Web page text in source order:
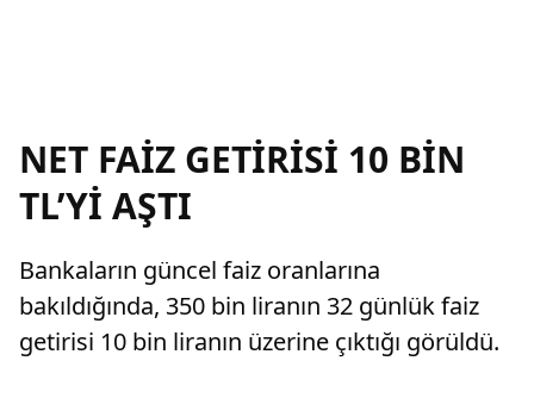
NET FAİZ GETİRİSİ 10 BİN
TL’Yİ AŞTI
Bankaların güncel faiz oranlarına
bakıldığında, 350 bin liranın 32 günlük faiz
getirisi 10 bin liranın üzerine çıktığı görüldü.